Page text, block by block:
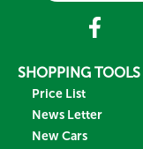
SHOPPING TOOLS
Price List
News Letter
New Cars